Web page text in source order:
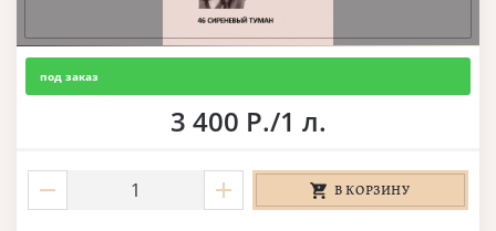
под заказ
3 400 Р./1 л.
В КОРЗИНУ